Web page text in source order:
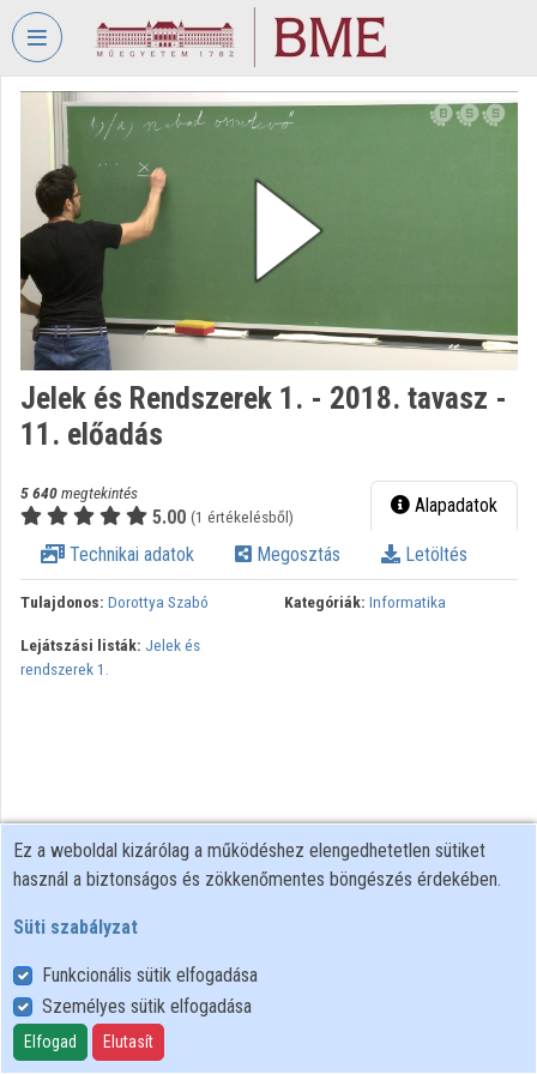
Fejléc kihagyása Menü kihagyása Tartalom kihagyása
VIDEOTORIUM
BUDAPESTI
MŰSZAKI
ÉS
GAZDASÁGTUDOMÁNYI
EGYETEM
Intézményi kezdőlap
Intézményi felfedezés
Kategóriák
Intézmények
Közreműködők
Jelek és Rendszerek 1. - 2018. tavasz -
11. előadás
5 640megtekintés
5.00 (1 értékelésből) Alapadatok
Technikai adatok Megosztás Letöltés
Tulajdonos: Dorottya Szabó Kategóriák: Informatika
Lejátszási listák: Jelek és
rendszerek 1.
Felhasználói szabályzat
Adatkezelési tájékoztató
Süti szabályzat
Ez a weboldal kizárólag a működéshez elengedhetetlen sütiket
használ a biztonságos és zökkenőmentes böngészés érdekében.
Süti szabályzat
Funkcionális sütik elfogadása
Személyes sütik elfogadása
Elfogad Elutasít